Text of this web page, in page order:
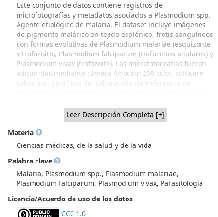
Este conjunto de datos contiene registros de
microfotografías y metadatos asociados a Plasmodium spp.
Agente etiológico de malaria. El dataset incluye imágenes
de pigmento malárico en tejido esplénico, frotis sanguíneos
con formas evolutivas de Plasmodium malariae (esquizonte
y trofozoito), Plasmodium falciparum (trofozoitos anulares) y
Plasmodium vivax (trofozoito). Las microfotografías fueron
adquiridas mediante cámara Axiocam 208 color, software
Labscope, gentileza del Laboratorio de Referencia de
for Tropenmedizin. Hamburgo 1968 (donación realizada al
Dr. Werner Apt); Colección Biológica de Parasitología
(CBPar), NiBG-ICBM, Facultad de Medicina, Universidad de
Chile (Recuperación parcial a través de Proyecto FIDOP
48/2023 UChile IP Prof. Inés Zulantay. Material generado
por varias generaciones de académicos parasitólogos de
Sede Norte, Dr. Hugo Schenone y colaboradores y, material
procedente de Sede Sur, Dr. Werner Apt y colaboradores,
que incluye donaciones de parasitólogos extranjeros, como
el material mostrado en este dataset, donado por el Dr.
Justus Schottelius, Berhard Nocht Institute for
Leer Descripción Completa [+]
Materia
Ciencias médicas, de la salud y de la vida
Palabra clave
Malaria, Plasmodium spp., Plasmodium malariae,
Plasmodium falciparum, Plasmodium vivax, Parasitología
Licencia/Acuerdo de uso de los datos
CC0 1.0